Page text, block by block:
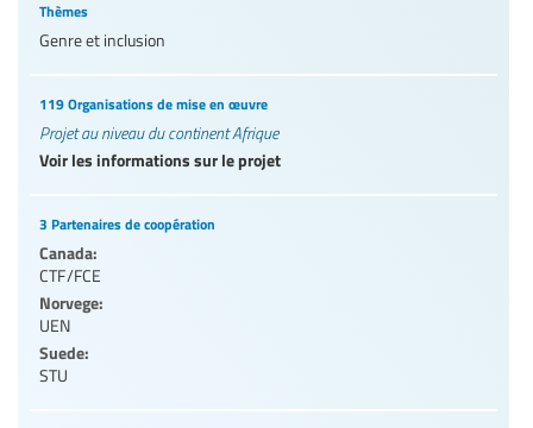
Thèmes
Genre et inclusion
119 Organisations de mise en œuvre
Projet au niveau du continent Afrique
Voir les informations sur le projet
3 Partenaires de coopération
Canada:
CTF/FCE
Norvege:
UEN
Suede:
STU